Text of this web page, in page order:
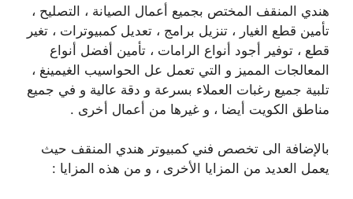
هندي المنقف المختص بجميع أعمال الصيانة ، التصليح ،
تأمين قطع الغيار ، تنزيل برامج ، تعديل كمبيوترات ، تغير
قطع ، توفير أجود أنواع الرامات ، تأمين أفضل أنواع
المعالجات المميز و التي تعمل عل الحواسيب الغيمينغ ،
تلبية جميع رغبات العملاء بسرعة و دقة عالية و في جميع
مناطق الكويت أيضا ، و غيرها من أعمال أخرى .
بالإضافة الى تخصص فني كمبيوتر هندي المنقف حيث
يعمل العديد من المزايا الأخرى ، و من هذه المزايا :